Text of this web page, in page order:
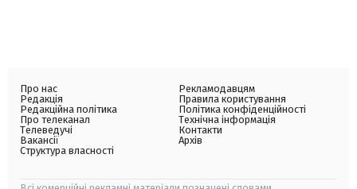
Про нас
Редакція
Редакційна політика
Про телеканал
Телеведучі
Вакансії
Структура власності
Рекламодавцям
Правила користування
Політика конфіденційності
Технічна інформація
Контакти
Архів